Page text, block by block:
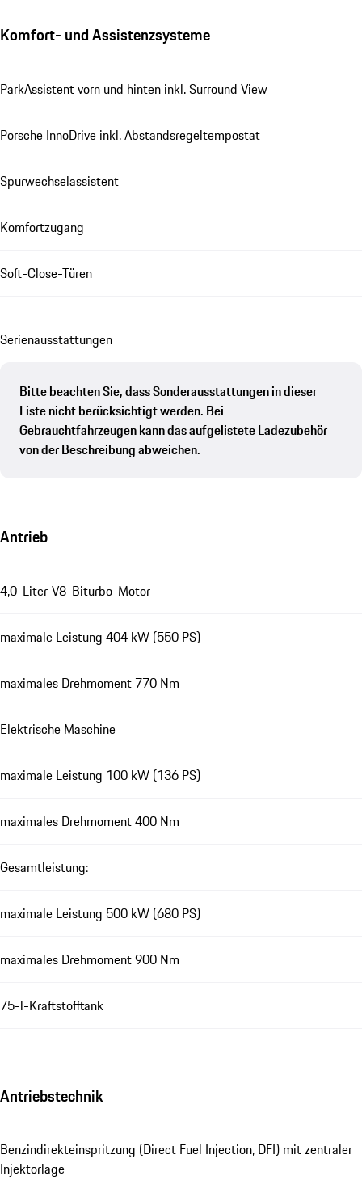
Komfort- und Assistenzsysteme
ParkAssistent vorn und hinten inkl. Surround View
Porsche InnoDrive inkl. Abstandsregeltempostat
Spurwechselassistent
Komfortzugang
Soft-Close-Türen
Se­ri­en­aus­stat­tungen
Bitte beachten Sie, dass Sonderausstattungen in dieser
Liste nicht berücksichtigt werden. Bei
Gebrauchtfahrzeugen kann das aufgelistete Ladezubehör
von der Beschreibung abweichen.
Antrieb
4,0-Liter-V8-Biturbo-Motor
maximale Leistung 404 kW (550 PS)
maximales Drehmoment 770 Nm
Elektrische Maschine
maximale Leistung 100 kW (136 PS)
maximales Drehmoment 400 Nm
Gesamtleistung:
maximale Leistung 500 kW (680 PS)
maximales Drehmoment 900 Nm
75-l-Kraftstofftank
Antriebstechnik
Benzindirekteinspritzung (Direct Fuel Injection, DFI) mit zentraler
Injektorlage